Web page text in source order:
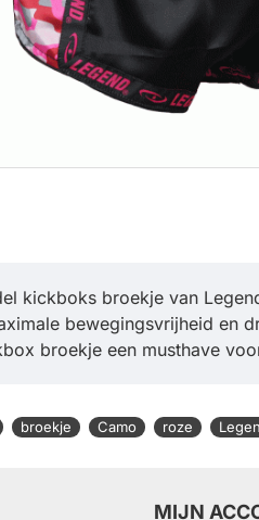
kickboks broekje van
bewegingsvrijheid en
broekje een musthave
broekje Camo roze
MIJN